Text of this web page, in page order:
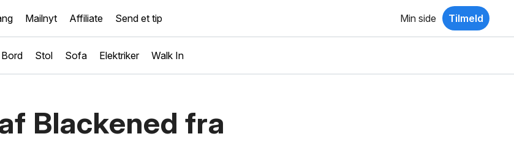
Mailnyt Affiliate Send et tip Min side Tilmeld
Bord Stol Sofa Elektriker Walk In
Blackened fra